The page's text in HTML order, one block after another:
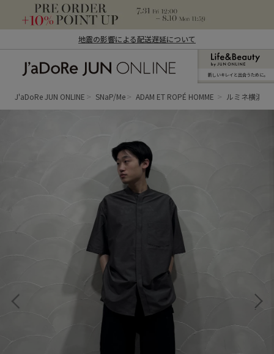
地震の影響による配送遅延について
ン オンライン）
新しいキレイと出合うために。
J'aDoRe JUN ONLINE SNaP/Me ADAM ET ROPÉ HOMME ルミネ横浜